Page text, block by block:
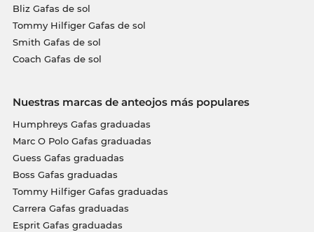
Bliz Gafas de sol
Tommy Hilfiger Gafas de sol
Smith Gafas de sol
Coach Gafas de sol
Nuestras marcas de anteojos más populares
Humphreys Gafas graduadas
Marc O Polo Gafas graduadas
Guess Gafas graduadas
Boss Gafas graduadas
Tommy Hilfiger Gafas graduadas
Carrera Gafas graduadas
Esprit Gafas graduadas